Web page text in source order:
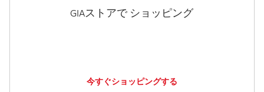
GIAストアで ショッピング
今すぐショッピングする